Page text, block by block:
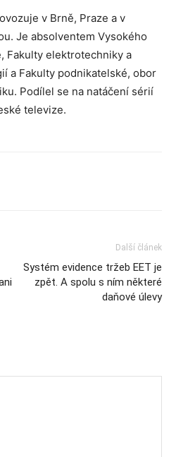
v Brně, Praze a v
Je absolventem Vysokého
Fakulty elektrotechniky a
a Fakulty podnikatelské, obor
Podílel se na natáčení sérií
televize.
Další článek
Systém evidence tržeb EET je
zpět. A spolu s ním některé
daňové úlevy